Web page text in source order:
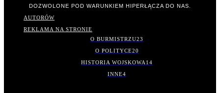
DOZWOLONE POD WARUNKIEM HIPERŁĄCZA DO NAS.
AUTORÓW
REKLAMA NA STRONIE
O BURMISTRZU23
O POLITYCE20
HISTORIA WOJSKOWA 14
INNE4